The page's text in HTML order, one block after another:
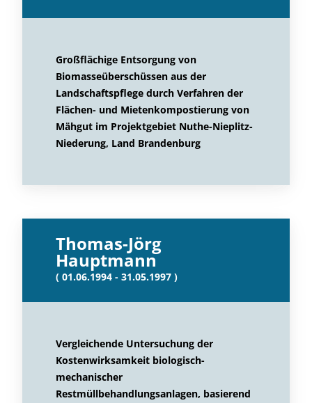
Großflächige Entsorgung von
Biomasseüberschüssen aus der
Landschaftspflege durch Verfahren der
Flächen- und Mietenkompostierung von
Mähgut im Projektgebiet Nuthe-Nieplitz-
Niederung, Land Brandenburg
Thomas-Jörg
Hauptmann
( 01.06.1994 - 31.05.1997 )
Vergleichende Untersuchung der
Kostenwirksamkeit biologisch-
mechanischer
Restmüllbehandlungsanlagen, basierend